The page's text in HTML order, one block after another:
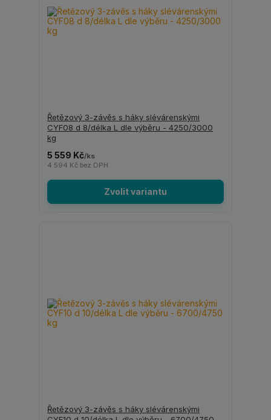
Řetězový 3-závěs s háky slévárenskými
CYF08 d 8/délka L dle výběru - 4250/3000
kg
5 559 Kč/ks
4 594 Kč bez DPH
Zvolit variantu
Řetězový 3-závěs s háky slévárenskými